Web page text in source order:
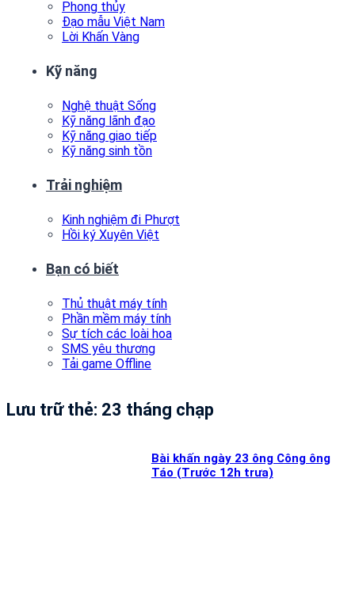
Phong thủy
Đạo mẫu Việt Nam
Lời Khấn Vàng
Kỹ năng
Nghệ thuật Sống
Kỹ năng lãnh đạo
Kỹ năng giao tiếp
Kỹ năng sinh tồn
Trải nghiệm
Kinh nghiệm đi Phượt
Hồi ký Xuyên Việt
Bạn có biết
Thủ thuật máy tính
Phần mềm máy tính
Sự tích các loài hoa
SMS yêu thương
Tải game Offline
Lưu trữ thẻ: 23 tháng chạp
Bài khấn ngày 23 ông Công ông
Táo (Trước 12h trưa)